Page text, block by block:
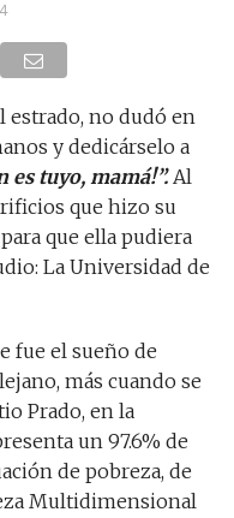
estrado, no dudó en
y dedicárselo a
es tuyo, mamá!”.Al
que hizo su
que ella pudiera
La Universidad de
fue el sueño de
más cuando se
Prado, en la
un 97.6% de
de pobreza, de
Multidimensional